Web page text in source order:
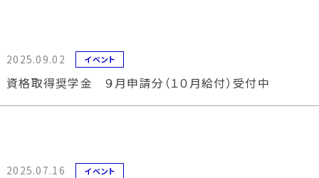
2025.09.02 イベント
資格取得奨学金 ９月申請分（１０月給付）受付中
2025.07.16 イベント